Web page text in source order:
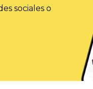
sociales o